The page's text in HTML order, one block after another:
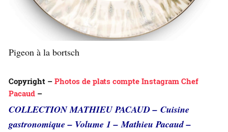
Pigeon à la bortsch
Copyright – Photos de plats compte Instagram Chef
Pacaud –
COLLECTION MATHIEU PACAUD – Cuisine
gastronomique – Volume 1 – Mathieu Pacaud –